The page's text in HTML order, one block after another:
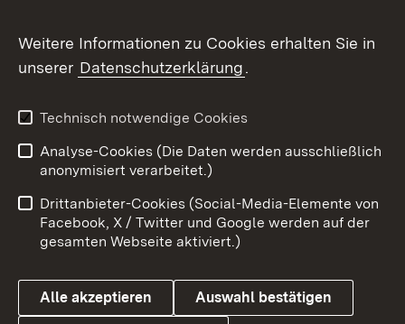
X / Twitter
Youtube
Impressum
Kontakt
Barrierefreiheit
Datenschutz
Cookies
Weitere Informationen zu Cookies erhalten Sie in
unserer Datenschutzerklärung.
Technisch notwendige Cookies
Analyse-Cookies (Die Daten werden ausschließlich
anonymisiert verarbeitet.)
Drittanbieter-Cookies (Social-Media-Elemente von
Facebook, X / Twitter und Google werden auf der
gesamten Webseite aktiviert.)
Alle akzeptieren Auswahl bestätigen